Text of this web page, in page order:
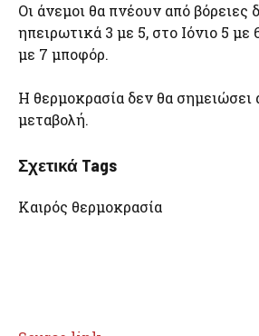
Οι άνεμοι θα πνέουν από βόρειες
ηπειρωτικά 3 με 5, στο Ιόνιο 5 με
με 7 μποφόρ.
Η θερμοκρασία δεν θα σημειώσει
μεταβολή.
Σχετικά Tags
Καιρός θερμοκρασία